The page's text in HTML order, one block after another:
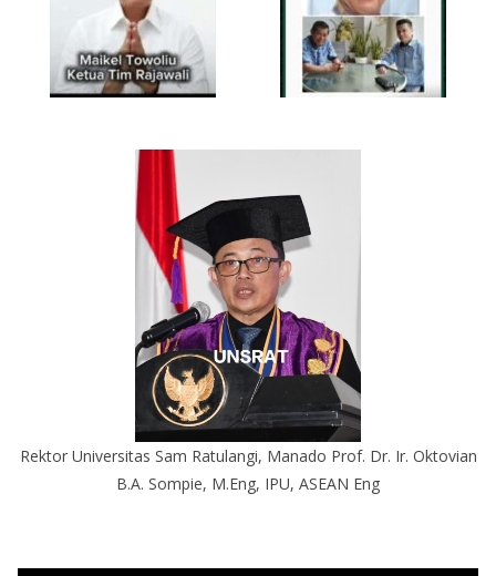
Rektor Universitas Sam Ratulangi, Manado Prof. Dr. Ir. Oktovian
B.A. Sompie, M.Eng, IPU, ASEAN Eng